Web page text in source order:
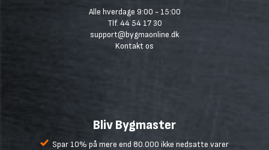
Alle hverdage 9:00 - 15:00
Tlf. 44 54 17 30
support@bygmaonline.dk
Kontakt os
Bliv Bygmaster
Spar 10% på mere end 80.000 ikke nedsatte varer